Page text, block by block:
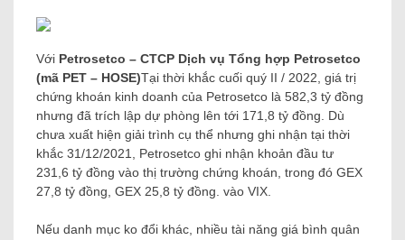
Với Petrosetco – CTCP Dịch vụ Tổng hợp Petrosetco
(mã PET – HOSE)Tại thời khắc cuối quý II / 2022, giá trị
chứng khoán kinh doanh của Petrosetco là 582,3 tỷ đồng
nhưng đã trích lập dự phòng lên tới 171,8 tỷ đồng. Dù
chưa xuất hiện giải trình cụ thể nhưng ghi nhận tại thời
khắc 31/12/2021, Petrosetco ghi nhận khoản đầu tư
231,6 tỷ đồng vào thị trường chứng khoán, trong đó GEX
27,8 tỷ đồng, GEX 25,8 tỷ đồng. vào VIX.
Nếu danh mục ko đổi khác, nhiều tài năng giá bình quân